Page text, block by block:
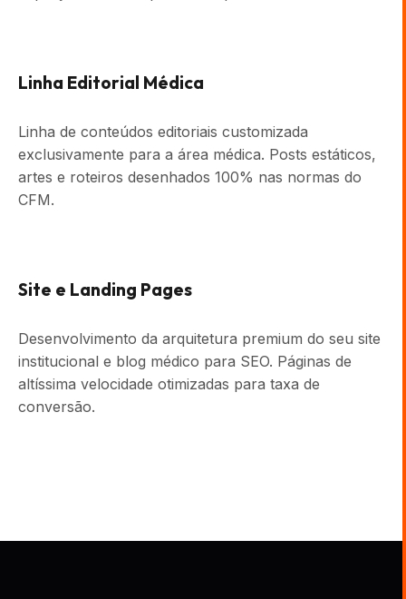
Linha Editorial Médica
Linha de conteúdos editoriais customizada
exclusivamente para a área médica. Posts estáticos,
artes e roteiros desenhados 100% nas normas do
CFM.
Site e Landing Pages
Desenvolvimento da arquitetura premium do seu site
institucional e blog médico para SEO. Páginas de
altíssima velocidade otimizadas para taxa de
conversão.